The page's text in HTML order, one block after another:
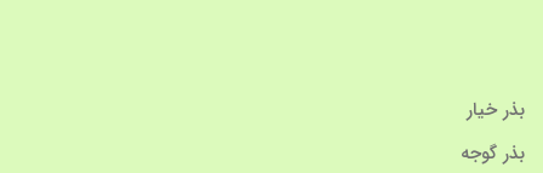
بذر خیار
بذر گوجه